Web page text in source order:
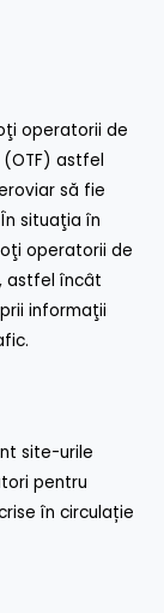
operatorii de
astfel
să fie
situaţia în
operatorii de
astfel încât
informaţii
site-urile
pentru
în circulație